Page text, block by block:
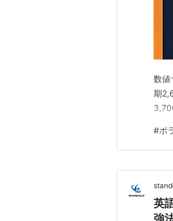
数値
期
#ポ
英
強